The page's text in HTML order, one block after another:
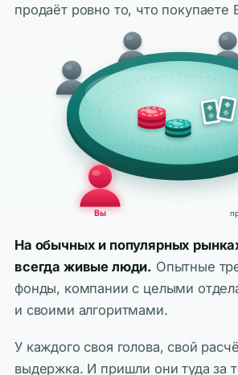
продаёт ровно то, что покупаете
Вы
На обычных и популярных
всегда живые люди. Опытные
фонды, компании с целыми
и своими алгоритмами.
У каждого своя голова, свой
выдержка. И пришли они туда за